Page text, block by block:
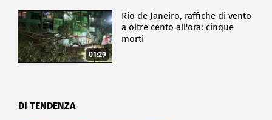
01:29
Rio de Janeiro, raffiche di vento
a oltre cento all'ora: cinque
morti
DI TENDENZA